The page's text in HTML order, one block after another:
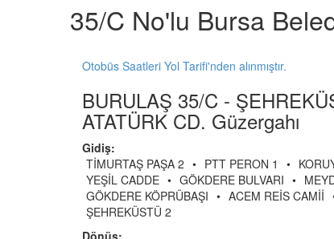
35/C No'lu Bursa
Otobüs Saatleri Yol Tarifi'nden alınmıştır.
BURULAŞ 35/C -
ATATÜRK CD. Güzergahı
Gidiş:
TİMURTAŞ PAŞA 2 • PTT PERON 1 •
YEŞİL CADDE • GÖKDERE BULVARI •
GÖKDERE KÖPRÜBAŞI • ACEM REİS CAMİİ
ŞEHREKÜSTÜ 2
Dönüş: